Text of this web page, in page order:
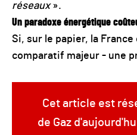
réseaux».
Un paradoxe énergétique
Si, sur le papier, la France
comparatif majeur - une
Cet article est
de Gaz